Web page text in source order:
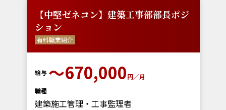
【中堅ゼネコン】建築工事部部長ポジ
ション
有料職業紹介
給与 〜670,000円／月
職種
建築施工管理・工事監理者